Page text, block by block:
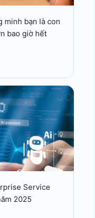
minh bạn là con
bao giờ hết
Service
2025